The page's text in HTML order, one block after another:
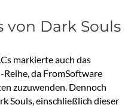
von Dark Souls
markierte auch das
da FromSoftware
zuzuwenden. Dennoch
Souls, einschließlich dieser